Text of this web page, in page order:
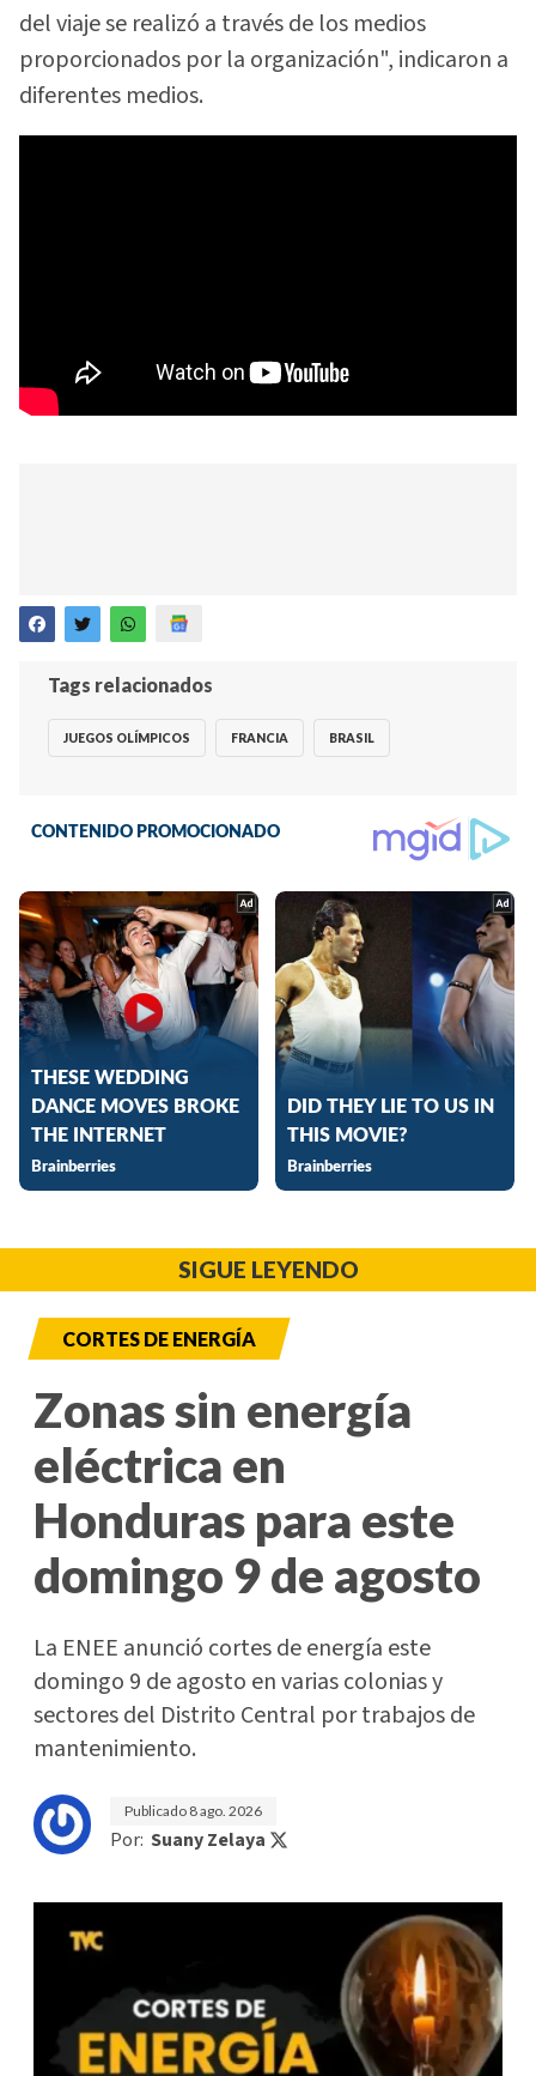
del viaje se realizó a través de los medios
proporcionados por la organización", indicaron a
diferentes medios.
Tags relacionados
JUEGOS OLÍMPICOS FRANCIA BRASIL
SIGUE LEYENDO
CORTES DE ENERGÍA
Zonas sin energía
eléctrica en
Honduras para este
domingo 9 de agosto
La ENEE anunció cortes de energía este
domingo 9 de agosto en varias colonias y
sectores del Distrito Central por trabajos de
mantenimiento.
Publicado 8 ago. 2026
Por: Suany Zelaya